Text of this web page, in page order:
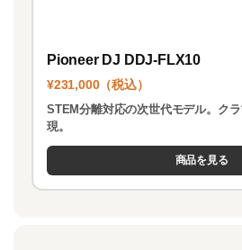
Pioneer DJ DDJ-FLX10
¥231,000（税込）
STEM分離対応の次世代モデル。ク
現。
商品を見る